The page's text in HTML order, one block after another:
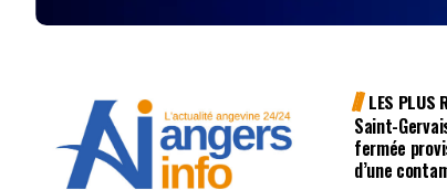
LES PLUS
Saint-
fermée
d’une